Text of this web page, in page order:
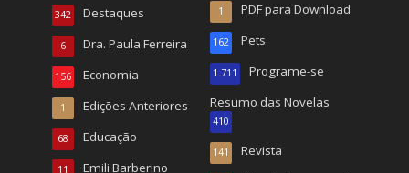
Destaques
342
Dra. Paula Ferreira
6
Economia
156
Edições Anteriores
1
Educação
68
Emili Barberino
11
PDF para Download
1
Pets
162
Programe-se
1.711
Resumo das Novelas
410
Revista
141